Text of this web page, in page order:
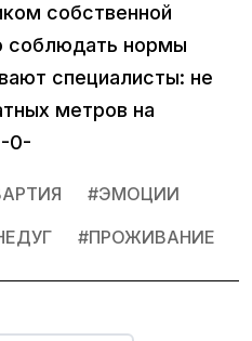
собственной
соблюдать нормы
специалисты: не
метров на
-0-
#ЭМОЦИИ
#ПРОЖИВАНИЕ